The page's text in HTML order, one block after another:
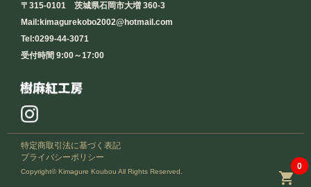
0
shopping_cart
〒315-0101 茨城県石岡市大増 360-3
Mail:kimagurekobo2002@hotmail.com
Tel:0299-44-3071
受付時間 9:00～17:00
特定商取引法に基づく表記
プライバシーポリシー
Copyright© Kimagure Koubou All Rights Reserved.